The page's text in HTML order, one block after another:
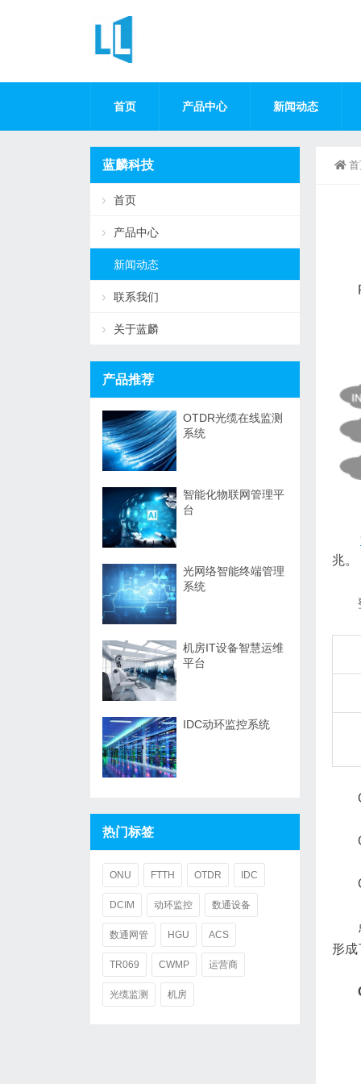
首页 产品中心 新闻动态
兆。
形成
蓝麟科技
首页
产品中心
新闻动态
联系我们
关于蓝麟
产品推荐
OTDR光缆在线监测
系统
智能化物联网管理平
台
光网络智能终端管理
系统
机房IT设备智慧运维
平台
IDC动环监控系统
热门标签
ONU FTTH OTDR IDC
DCIM 动环监控 数通设备
数通网管 HGU ACS
TR069 CWMP 运营商
光缆监测 机房